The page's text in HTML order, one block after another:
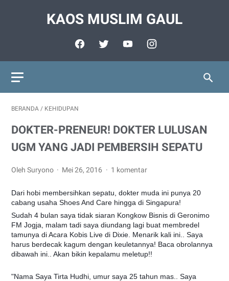
KAOS MUSLIM GAUL
BERANDA / KEHIDUPAN
DOKTER-PRENEUR! DOKTER LULUSAN
UGM YANG JADI PEMBERSIH SEPATU
Oleh Suryono Mei 26, 2016 1 komentar
Dari hobi membersihkan sepatu, dokter muda ini punya 20
cabang usaha Shoes And Care hingga di Singapura!
Sudah 4 bulan saya tidak siaran Kongkow Bisnis di Geronimo
FM Jogja, malam tadi saya diundang lagi buat membredel
tamunya di Acara Kobis Live di Dixie. Menarik kali ini.. Saya
harus berdecak kagum dengan keuletannya! Baca obrolannya
dibawah ini.. Akan bikin kepalamu meletup!!
"Nama Saya Tirta Hudhi, umur saya 25 tahun mas.. Saya